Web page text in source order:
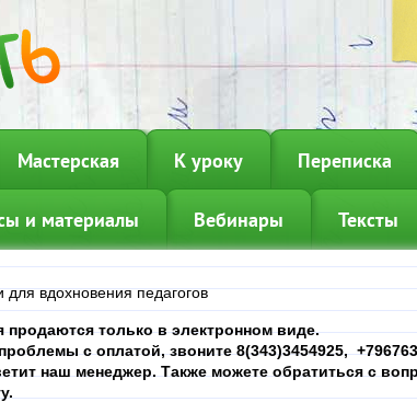
Мастерская К уроку Переписка
и материалы Вебинары Тексты
для вдохновения педагогов
продаются только в электронном виде.
с оплатой, звоните 8(343)3454925,
наш менеджер. Также можете обратиться с